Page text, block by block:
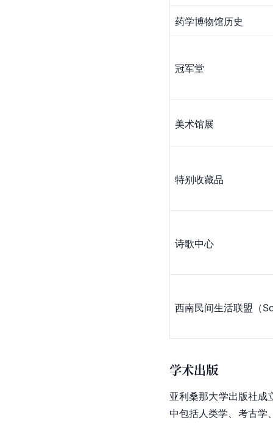
药学博物馆历史
冠军堂
美术馆展
特别收藏品
诗歌中心
西南民间生活联盟（
学术出版
亚利桑那大学出版社成
中包括人类学、 考古学